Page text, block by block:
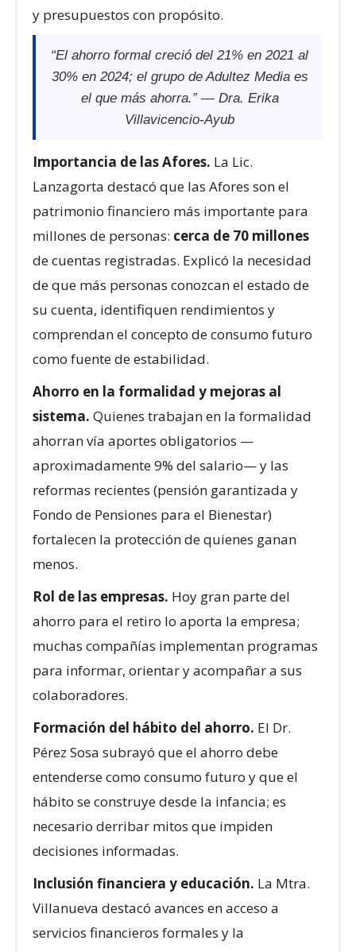
y presupuestos con propósito.
“El ahorro formal creció del 21% en 2021 al
30% en 2024; el grupo de Adultez Media es
el que más ahorra.” — Dra. Erika
Villavicencio-Ayub
Importancia de las Afores. La Lic.
Lanzagorta destacó que las Afores son el
patrimonio financiero más importante para
millones de personas: cerca de 70 millones
de cuentas registradas. Explicó la necesidad
de que más personas conozcan el estado de
su cuenta, identifiquen rendimientos y
comprendan el concepto de consumo futuro
como fuente de estabilidad.
Ahorro en la formalidad y mejoras al
sistema. Quienes trabajan en la formalidad
ahorran vía aportes obligatorios —
aproximadamente 9% del salario— y las
reformas recientes (pensión garantizada y
Fondo de Pensiones para el Bienestar)
fortalecen la protección de quienes ganan
menos.
Rol de las empresas. Hoy gran parte del
ahorro para el retiro lo aporta la empresa;
muchas compañías implementan programas
para informar, orientar y acompañar a sus
colaboradores.
Formación del hábito del ahorro. El Dr.
Pérez Sosa subrayó que el ahorro debe
entenderse como consumo futuro y que el
hábito se construye desde la infancia; es
necesario derribar mitos que impiden
decisiones informadas.
Inclusión financiera y educación. La Mtra.
Villanueva destacó avances en acceso a
servicios financieros formales y la